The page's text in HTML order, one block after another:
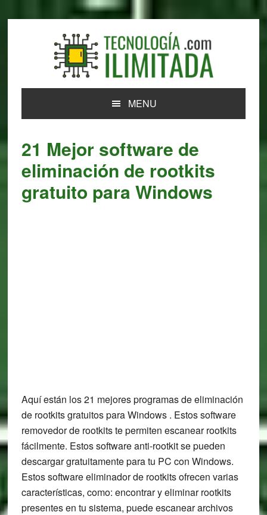
MENU
21 Mejor software de
eliminación de rootkits
gratuito para Windows
Aquí están los 21 mejores programas de eliminación
de rootkits gratuitos para Windows . Estos software
removedor de rootkits te permiten escanear rootkits
fácilmente. Estos software anti-rootkit se pueden
descargar gratuitamente para tu PC con Windows.
Estos software eliminador de rootkits ofrecen varias
características, como: encontrar y eliminar rootkits
presentes en tu sistema, puede escanear archivos